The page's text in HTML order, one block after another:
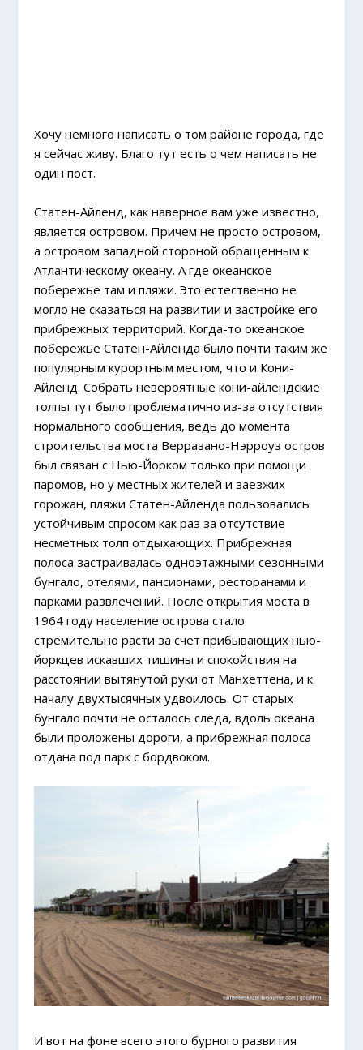
Хочу немного написать о том районе города, где
я сейчас живу. Благо тут есть о чем написать не
один пост.
Статен-Айленд, как наверное вам уже известно,
является островом. Причем не просто островом,
а островом западной стороной обращенным к
Атлантическому океану. А где океанское
побережье там и пляжи. Это естественно не
могло не сказаться на развитии и застройке его
прибрежных территорий. Когда-то океанское
побережье Статен-Айленда было почти таким же
популярным курортным местом, что и Кони-
Айленд. Собрать невероятные кони-айлендские
толпы тут было проблематично из-за отсутствия
нормального сообщения, ведь до момента
строительства моста Верразано-Нэрроуз остров
был связан с Нью-Йорком только при помощи
паромов, но у местных жителей и заезжих
горожан, пляжи Статен-Айленда пользовались
устойчивым спросом как раз за отсутствие
несметных толп отдыхающих. Прибрежная
полоса застраивалась одноэтажными сезонными
бунгало, отелями, пансионами, ресторанами и
парками развлечений. После открытия моста в
1964 году население острова стало
стремительно расти за счет прибывающих нью-
йоркцев искавших тишины и спокойствия на
расстоянии вытянутой руки от Манхеттена, и к
началу двухтысячных удвоилось. От старых
бунгало почти не осталось следа, вдоль океана
были проложены дороги, а прибрежная полоса
отдана под парк с бордвоком.
И вот на фоне всего этого бурного развития